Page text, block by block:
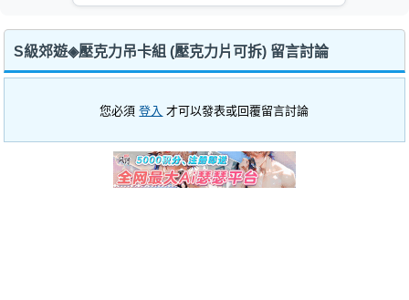
S級郊遊◈壓克力吊卡組 (壓克力片可拆) 留言討論
您必須登入 才可以發表或回覆留言討論